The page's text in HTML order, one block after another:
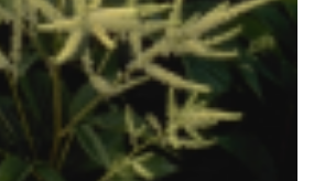
Geitenbaard
dioicus var. kamtschaticus